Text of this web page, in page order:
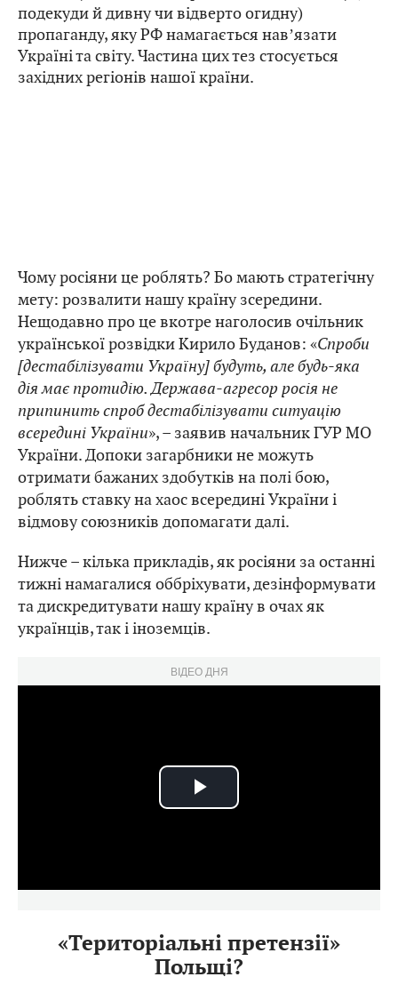
подекуди й дивну чи відверто огидну)
пропаганду, яку РФ намагається навʼязати
Україні та світу. Частина цих тез стосується
західних регіонів нашої країни.
Чому росіяни це роблять? Бо мають стратегічну
мету: розвалити нашу країну зсередини.
Нещодавно про це вкотре наголосив очільник
української розвідки Кирило Буданов: «Спроби
[дестабілізувати Україну] будуть, але будь-яка
дія має протидію. Держава-агресор росія не
припинить спроб дестабілізувати ситуацію
всередині України», – заявив начальник ГУР МО
України. Допоки загарбники не можуть
отримати бажаних здобутків на полі бою,
роблять ставку на хаос всередині України і
відмову союзників допомагати далі.
Нижче – кілька прикладів, як росіяни за останні
тижні намагалися оббріхувати, дезінформувати
та дискредитувати нашу країну в очах як
українців, так і іноземців.
ВІДЕО ДНЯ
Play
«Територіальні претензії»
Польщі?